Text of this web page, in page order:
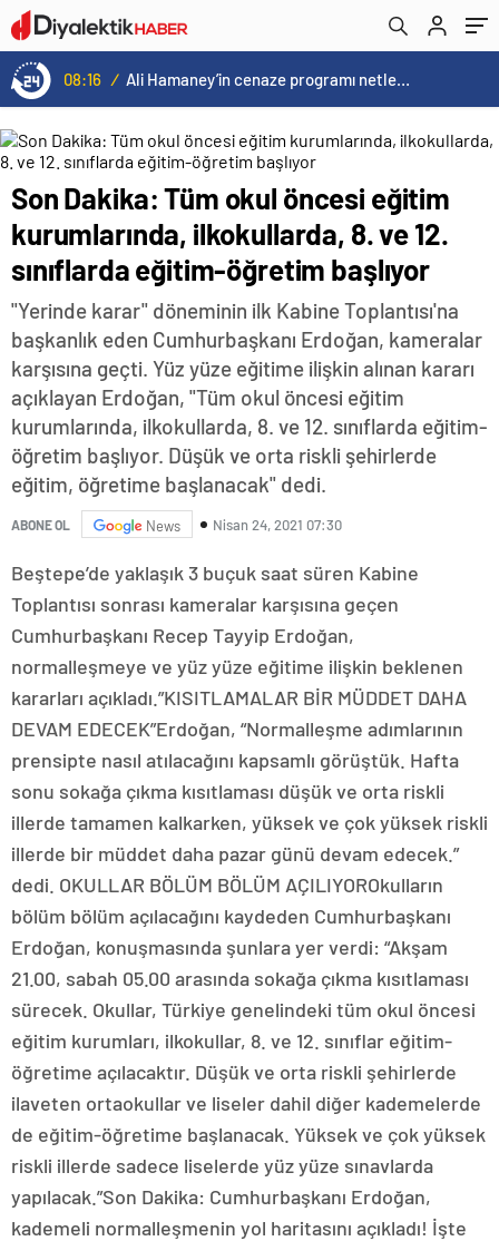
08:16 / Ali Hamaney’in cenaze programı netleşti: Yeni lider Mücteba Hamaney törenlere katılamayabilir
eğitim-öğretim başlıyor
Son Dakika: Tüm okul öncesi eğitim
kurumlarında, ilkokullarda, 8. ve 12.
sınıflarda eğitim-öğretim başlıyor
"Yerinde karar" döneminin ilk Kabine Toplantısı'na
başkanlık eden Cumhurbaşkanı Erdoğan, kameralar
karşısına geçti. Yüz yüze eğitime ilişkin alınan kararı
açıklayan Erdoğan, "Tüm okul öncesi eğitim
kurumlarında, ilkokullarda, 8. ve 12. sınıflarda eğitim-
öğretim başlıyor. Düşük ve orta riskli şehirlerde
eğitim, öğretime başlanacak" dedi.
ABONE OL News Nisan 24, 2021 07:30
Beştepe’de yaklaşık 3 buçuk saat süren Kabine
Toplantısı sonrası kameralar karşısına geçen
Cumhurbaşkanı Recep Tayyip Erdoğan,
normalleşmeye ve yüz yüze eğitime ilişkin beklenen
kararları açıkladı.”KISITLAMALAR BİR MÜDDET DAHA
DEVAM EDECEK”Erdoğan, “Normalleşme adımlarının
prensipte nasıl atılacağını kapsamlı görüştük. Hafta
sonu sokağa çıkma kısıtlaması düşük ve orta riskli
illerde tamamen kalkarken, yüksek ve çok yüksek riskli
illerde bir müddet daha pazar günü devam edecek.”
dedi. OKULLAR BÖLÜM BÖLÜM AÇILIYOROkulların
bölüm bölüm açılacağını kaydeden Cumhurbaşkanı
Erdoğan, konuşmasında şunlara yer verdi: “Akşam
21.00, sabah 05.00 arasında sokağa çıkma kısıtlaması
sürecek. Okullar, Türkiye genelindeki tüm okul öncesi
eğitim kurumları, ilkokullar, 8. ve 12. sınıflar eğitim-
öğretime açılacaktır. Düşük ve orta riskli şehirlerde
ilaveten ortaokullar ve liseler dahil diğer kademelerde
de eğitim-öğretime başlanacak. Yüksek ve çok yüksek
riskli illerde sadece liselerde yüz yüze sınavlarda
yapılacak.”Son Dakika: Cumhurbaşkanı Erdoğan,
kademeli normalleşmenin yol haritasını açıkladı! İşte
kapanacak?